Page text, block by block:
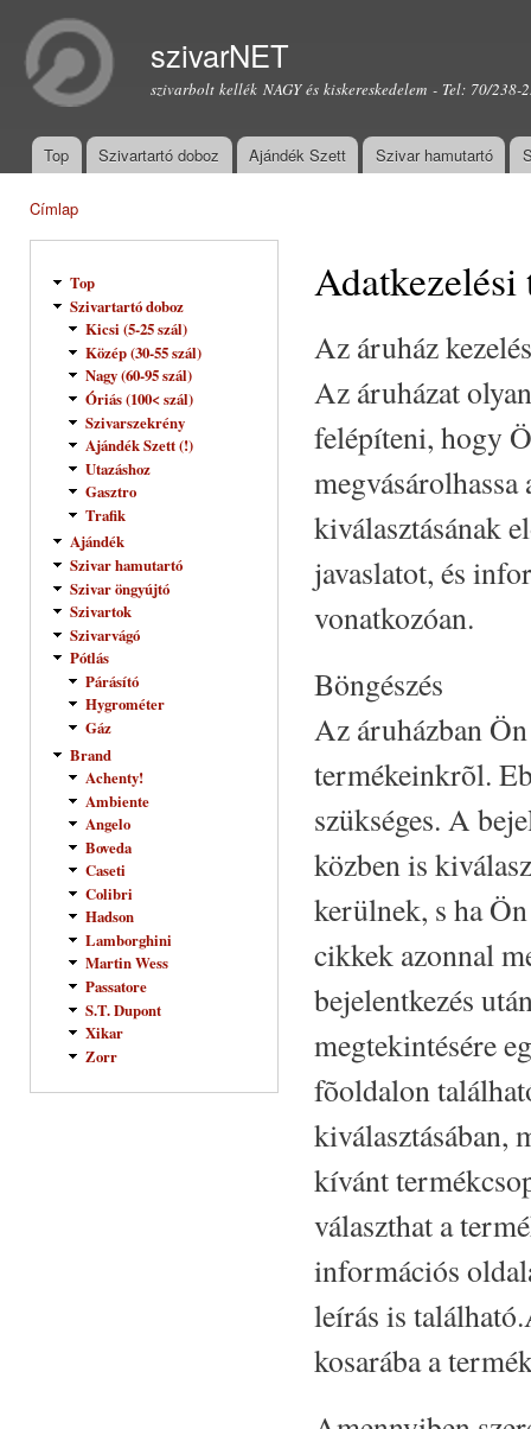
szivarNET
szivarbolt kellék NAGY és kiskereskedelem - Tel: 70/238-
Főmenü
Top Szivartartó doboz Ajándék Szett Szivar hamutartó
Címlap
Top
Szivartartó doboz
Kicsi (5-25 szál)
Közép (30-55 szál)
Nagy (60-95 szál)
Óriás (100< szál)
Szivarszekrény
Ajándék Szett (!)
Utazáshoz
Gasztro
Trafik
Ajándék
Szivar hamutartó
Szivar öngyújtó
Szivartok
Szivarvágó
Pótlás
Párásító
Hygrométer
Gáz
Brand
Achenty!
Ambiente
Angelo
Boveda
Caseti
Colibri
Hadson
Lamborghini
Martin Wess
Passatore
S.T. Dupont
Xikar
Zorr
Az áruház
Az áruházat
felépíteni, hogy
kiválasztásának
javaslatot, és
vonatkozóan.
Böngészés
Az áruházban
termékeinkrõl.
szükséges. A
közben is
kerülnek, s ha
cikkek azonnal
bejelentkezés
megtekintésére
fõoldalon
kiválasztásában,
kívánt
választhat a
információs
leírás is
kosarába a